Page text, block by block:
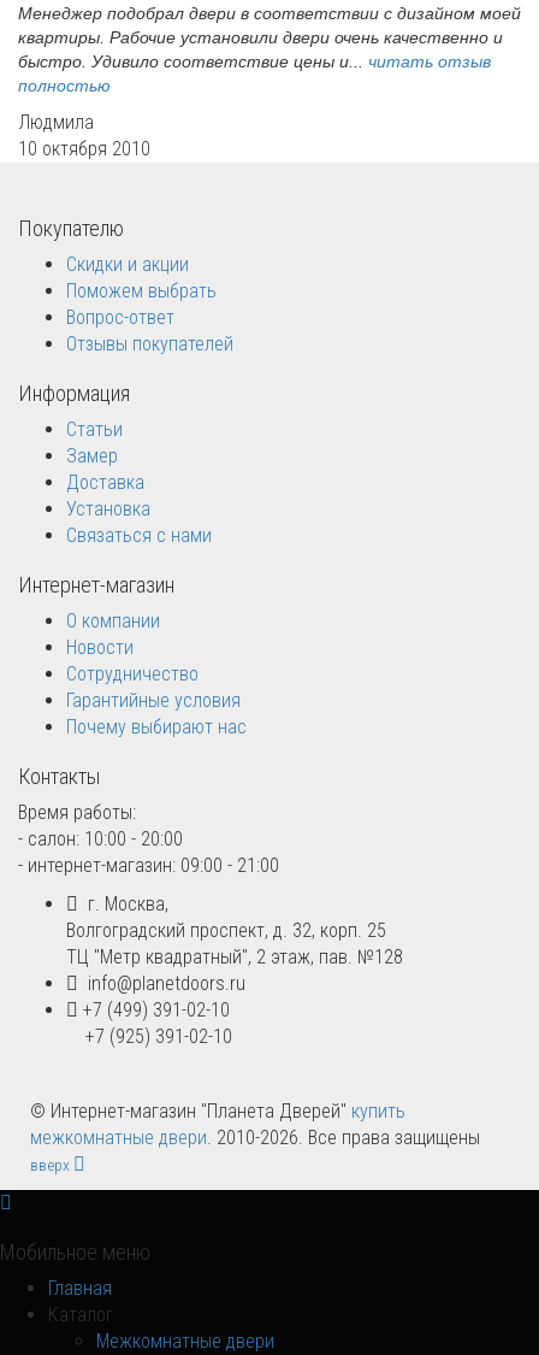
Менеджер подобрал двери в соответствии с дизайном моей
квартиры. Рабочие установили двери очень качественно и
быстро. Удивило соответствие цены и... читать отзыв
полностью
Людмила
10 октября 2010
Покупателю
Скидки и акции
Поможем выбрать
Вопрос-ответ
Отзывы покупателей
Информация
Статьи
Замер
Доставка
Установка
Связаться с нами
Интернет-магазин
О компании
Новости
Сотрудничество
Гарантийные условия
Почему выбирают нас
Контакты
Время работы:
- салон: 10:00 - 20:00
- интернет-магазин: 09:00 - 21:00
г. Москва,
Волгоградский проспект, д. 32, корп. 25
ТЦ "Метр квадратный", 2 этаж, пав. №128
info@planetdoors.ru
+7 (499) 391-02-10
+7 (925) 391-02-10
© Интернет-магазин "Планета Дверей" купить
межкомнатные двери. 2010-2026. Все права защищены
вверх
Мобильное меню
Главная
Каталог
Межкомнатные двери